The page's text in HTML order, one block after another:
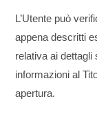
L’Utente può
appena descritti
relativa ai
informazioni al
apertura.